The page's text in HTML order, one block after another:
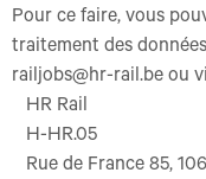
Pour ce faire, vous
traitement des
railjobs@hr-rail.be ou
HR Rail
H-HR.05
Rue de France 85,